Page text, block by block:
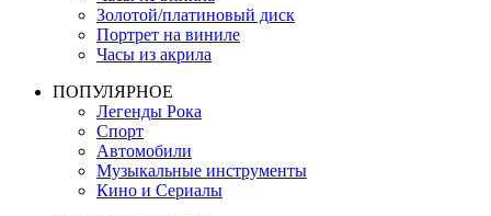
Золотой/платиновый диск
Портрет на виниле
Часы из акрила
ПОПУЛЯРНОЕ
Легенды Рока
Спорт
Автомобили
Музыкальные инструменты
Кино и Сериалы